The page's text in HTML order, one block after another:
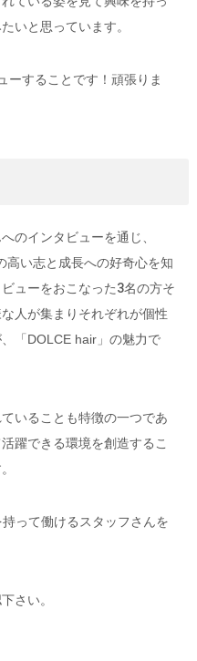
いと思っています。
ーすることです！頑張りま
のインタビューを通じ、
高い志と成長への好奇心を知
ューをおこなった3名の方そ
人が集まりそれぞれが個性
「DOLCE hair」 の魅力で
いることも特徴の一つであ
躍できる環境を創造するこ
持って働けるスタッフさんを
さい。